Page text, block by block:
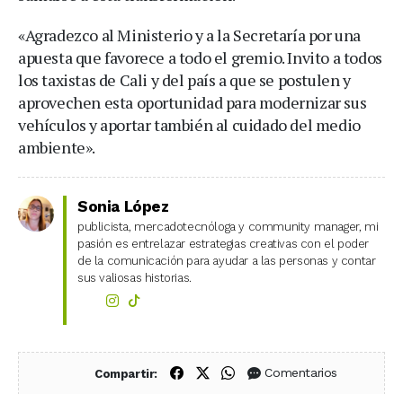
«Agradezco al Ministerio y a la Secretaría por una
apuesta que favorece a todo el gremio. Invito a todos
los taxistas de Cali y del país a que se postulen y
aprovechen esta oportunidad para modernizar sus
vehículos y aportar también al cuidado del medio
ambiente».
Sonia López
publicista, mercadotecnóloga y community manager, mi
pasión es entrelazar estrategias creativas con el poder
de la comunicación para ayudar a las personas y contar
sus valiosas historias.
Compartir: Compartir en Facebook
Compartir en X (Twitter)
Compartir en WhatsApp
Comentarios